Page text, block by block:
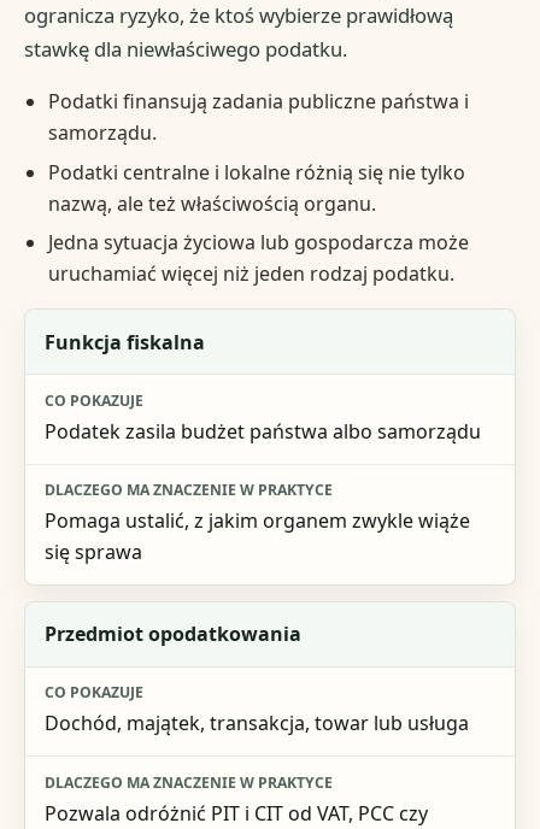
ogranicza ryzyko, że ktoś wybierze prawidłową
stawkę dla niewłaściwego podatku.
Podatki finansują zadania publiczne państwa i
samorządu.
Podatki centralne i lokalne różnią się nie tylko
nazwą, ale też właściwością organu.
Jedna sytuacja życiowa lub gospodarcza może
uruchamiać więcej niż jeden rodzaj podatku.
Perspektywa
Co pokazuje
Dlaczego ma znaczenie w praktyce
Funkcja fiskalna
Podatek zasila budżet państwa albo samorządu
Pomaga ustalić, z jakim organem zwykle wiąże
się sprawa
Przedmiot opodatkowania
Dochód, majątek, transakcja, towar lub usługa
Pozwala odróżnić PIT i CIT od VAT, PCC czy